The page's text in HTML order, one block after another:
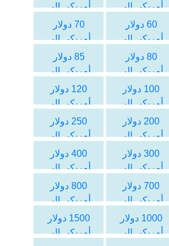
أمريكي الى
الليرة السورية
أمريكي الى
الليرة السورية
60 دولار
أمريكي الى
الليرة السورية
70 دولار
أمريكي الى
الليرة السورية
80 دولار
أمريكي الى
الليرة السورية
85 دولار
أمريكي الى
الليرة السورية
100 دولار
أمريكي الى
الليرة السورية
120 دولار
أمريكي الى
الليرة السورية
200 دولار
أمريكي الى
الليرة السورية
250 دولار
أمريكي الى
الليرة السورية
300 دولار
أمريكي الى
الليرة السورية
400 دولار
أمريكي الى
الليرة السورية
700 دولار
أمريكي الى
الليرة السورية
800 دولار
أمريكي الى
الليرة السورية
1000 دولار
أمريكي الى
1500 دولار
أمريكي الى